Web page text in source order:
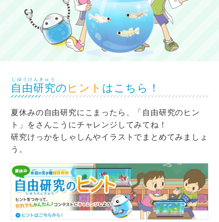
自由研究
じゆうけんきゅう
の ヒント はこちら！
夏休みの自由研究にこまったら、「自由研究のヒン
ト」をさんこうにチャレンジしてみてね！
研究けっかをしゃしんやイラストでまとめてみましょ
う。